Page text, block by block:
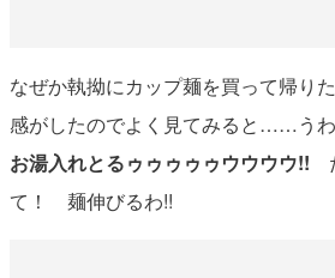
なぜか執拗にカップ麺を買って帰り
感がしたのでよく見てみると……う
お湯入れとるゥゥゥゥゥウウウウ!!
て！ 麺伸びるわ!!